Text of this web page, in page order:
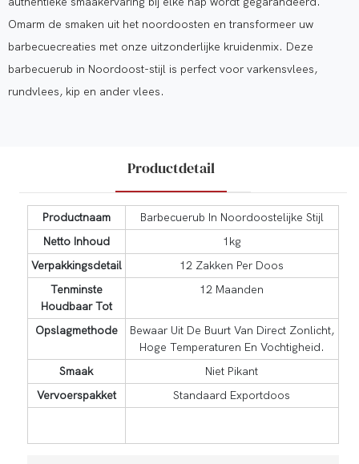
Omarm de smaken uit het noordoosten en transformeer uw
barbecuecreaties met onze uitzonderlijke kruidenmix. Deze
barbecuerub in Noordoost-stijl is perfect voor varkensvlees,
rundvlees, kip en ander vlees.
Productdetail
Productnaam
Barbecuerub In Noordoostelijke Stijl
Netto Inhoud
1kg
Verpakkingsdetail
12 Zakken Per Doos
Tenminste
Houdbaar Tot
12 Maanden
Opslagmethode
Bewaar Uit De Buurt Van Direct Zonlicht,
Hoge Temperaturen En Vochtigheid.
Smaak
Niet Pikant
Vervoerspakket
Standaard Exportdoos